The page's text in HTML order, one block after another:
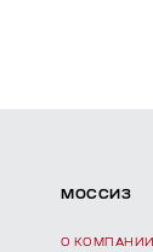
МОССИЗ
О КОМПАНИИ